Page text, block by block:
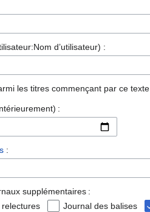
d’utilisateur) :
les titres commençant par ce texte
:
:
supplémentaires :
Journal des balises